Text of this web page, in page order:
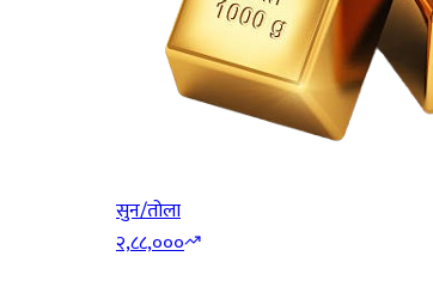
सुन/तोला
२,८८,०००